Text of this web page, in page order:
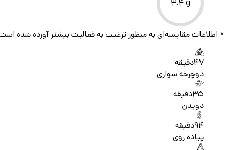
3.4g
* اطلاعات مقایسه‌ای به منظور ترغیب به فعالیت بیشتر آورده شده
47دقیقه
دوچرخه سواری
35دقیقه
دویدن
94دقیقه
پیاده روی